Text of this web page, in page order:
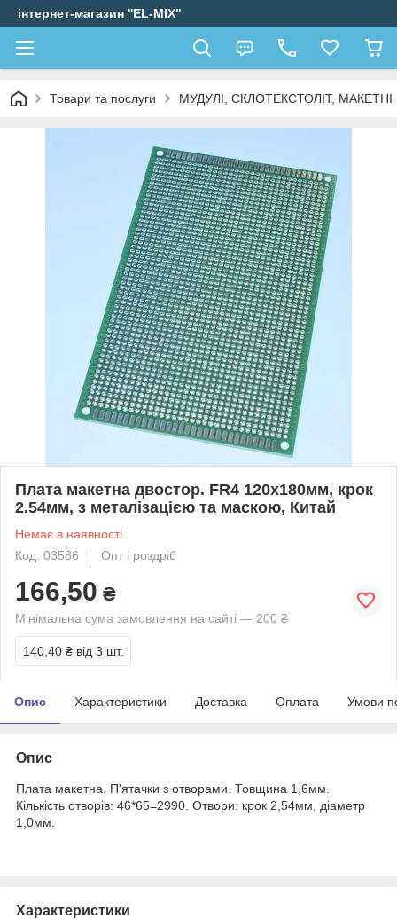
інтернет-магазин ''EL-MIX"
Товари та послуги МУДУЛІ, СКЛОТЕКСТОЛІТ,
Плата макетна двостор. FR4 120х180мм, крок
2.54мм, з металізацією та маскою, Китай
Немає в наявності
Код: 03586
Опт і роздріб
166,50 ₴
Мінімальна сума замовлення на сайті — 200 ₴
140,40 ₴ від 3 шт.
Опис Характеристики Доставка Оплата Умови
Опис
Плата макетна. П'ятачки з отворами. Товщина 1,6мм.
Кількість отворів: 46*65=2990. Отвори: крок 2,54мм, діаметр
1,0мм.
Характеристики